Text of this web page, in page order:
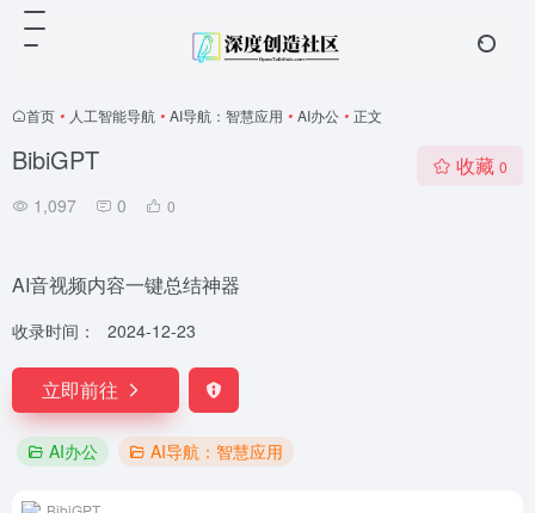
首页 • 人工智能导航 • AI导航：智慧应用 • AI办公 • 正文
BibiGPT
1,097 0 0
收藏 0
AI音视频内容一键总结神器
收录时间： 2024-12-23
立即前往
AI办公 AI导航：智慧应用